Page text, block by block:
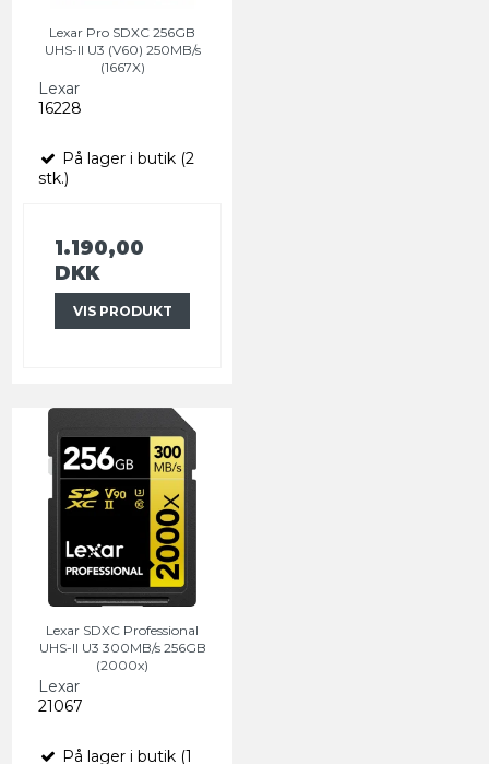
Lexar Pro SDXC 256GB
UHS-II U3 (V60) 250MB/s
(1667X)
Lexar
16228
På lager i butik (2
stk.)
1.190,00
DKK
VIS PRODUKT
Lexar SDXC Professional
UHS-II U3 300MB/s 256GB
(2000x)
Lexar
21067
På lager i butik (1